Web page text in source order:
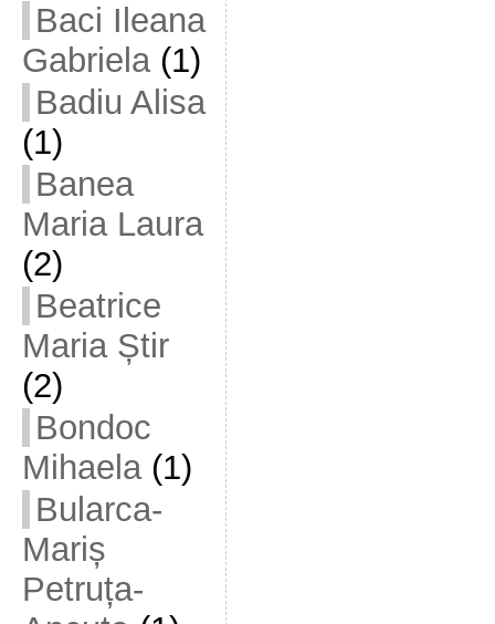
Baci Ileana
Gabriela(1)
Badiu Alisa
(1)
Banea
Maria Laura
(2)
Beatrice
Maria Știr
(2)
Bondoc
Mihaela(1)
Bularca-
Mariș
Petruța-